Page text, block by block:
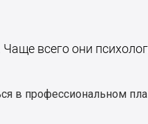
всего они
в профессиональном